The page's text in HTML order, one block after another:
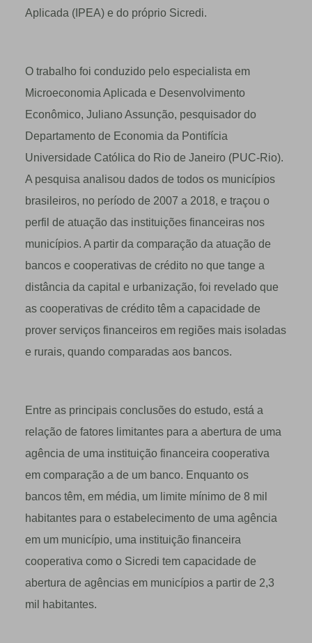
Aplicada (IPEA) e do próprio Sicredi.
O trabalho foi conduzido pelo especialista em
Microeconomia Aplicada e Desenvolvimento
Econômico, Juliano Assunção, pesquisador do
Departamento de Economia da Pontifícia
Universidade Católica do Rio de Janeiro (PUC-Rio).
A pesquisa analisou dados de todos os municípios
brasileiros, no período de 2007 a 2018, e traçou o
perfil de atuação das instituições financeiras nos
municípios. A partir da comparação da atuação de
bancos e cooperativas de crédito no que tange a
distância da capital e urbanização, foi revelado que
as cooperativas de crédito têm a capacidade de
prover serviços financeiros em regiões mais isoladas
e rurais, quando comparadas aos bancos.
Entre as principais conclusões do estudo, está a
relação de fatores limitantes para a abertura de uma
agência de uma instituição financeira cooperativa
em comparação a de um banco. Enquanto os
bancos têm, em média, um limite mínimo de 8 mil
habitantes para o estabelecimento de uma agência
em um município, uma instituição financeira
cooperativa como o Sicredi tem capacidade de
abertura de agências em municípios a partir de 2,3
mil habitantes.